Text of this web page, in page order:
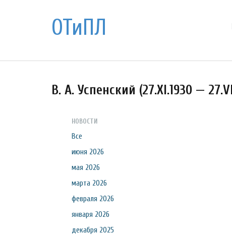
ОТиПЛ
В. А. Успенский (27.XI.1930 —
НОВОСТИ
Все
июня 2026
мая 2026
марта 2026
февраля 2026
января 2026
декабря 2025